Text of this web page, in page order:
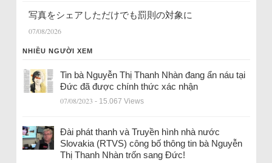
写真をシェアしただけでも罰則の対象に
07/08/2026
NHIỀU NGƯỜI XEM
Tin bà Nguyễn Thị Thanh Nhàn đang ẩn náu tại
Đức đã được chính thức xác nhận
07/08/2023 - 15.067 Views
Đài phát thanh và Truyền hình nhà nước
Slovakia (RTVS) công bố thông tin bà Nguyễn
Thị Thanh Nhàn trốn sang Đức!